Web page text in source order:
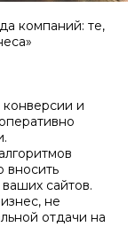
компаний: те,
и
вносить
сайтов.
не
отдачи на